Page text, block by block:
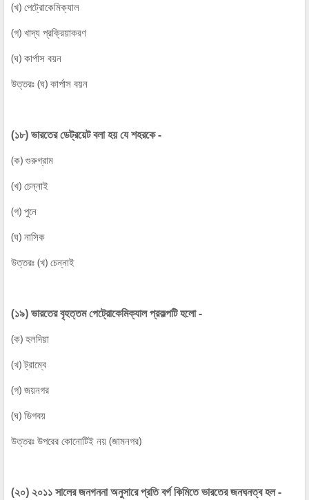
(খ) পেট্রোকেমিক্যাল
(গ) খাদ্য প্রক্রিয়াকরণ
(ঘ) কার্পাস বয়ন
উত্তরঃ (ঘ) কার্পাস বয়ন
(১৮) ভারতের ডেট্রয়েট বলা হয় যে শহরকে -
(ক) গুরুগ্রাম
(খ) চেন্নাই
(গ) পুনে
(ঘ) নাসিক
উত্তরঃ (খ) চেন্নাই
(১৯) ভারতের বৃহত্তম পেট্রোকেমিক্যাল প্রকল্পটি হলো -
(ক) হলদিয়া
(খ) ট্রাম্বে
(গ) জয়নগর
(ঘ) ডিগবয়
উত্তরঃ উপরের কোনোটিই নয় (জামনগর)
(২০) ২০১১ সালের জনগননা অনুসারে প্রতি বর্গ কিমিতে ভারতের জনঘনত্ব হল -